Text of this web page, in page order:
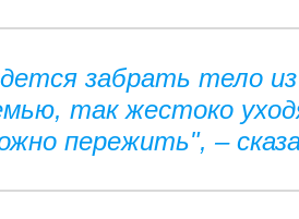
забрать тело
так жестоко
пережить", –